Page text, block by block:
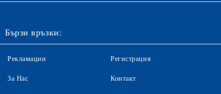
Бързи връзки:
Рекламации
За Нас
Регистрация
Контакт